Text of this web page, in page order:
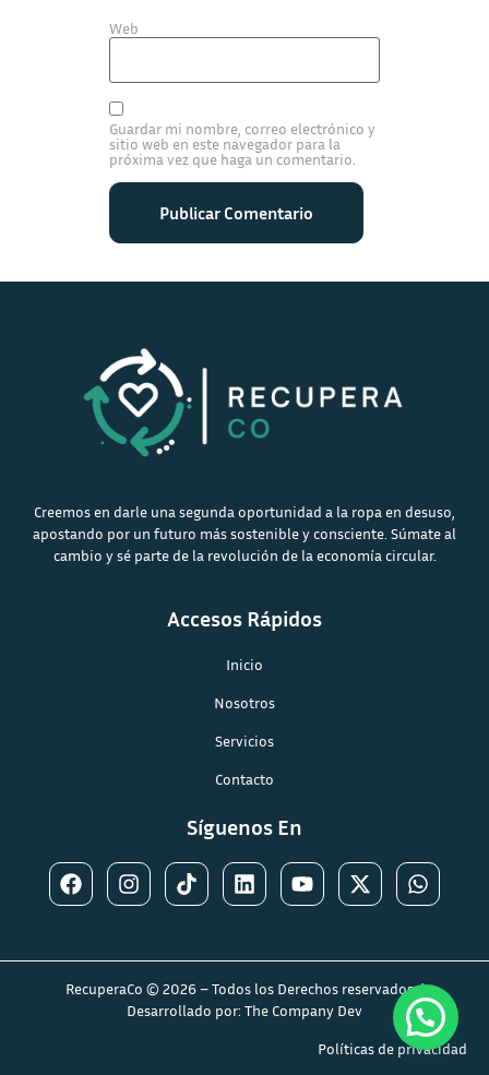
Web
Guardar mi nombre, correo electrónico y
sitio web en este navegador para la
próxima vez que haga un comentario.
Creemos en darle una segunda oportunidad a la ropa en desuso,
apostando por un futuro más sostenible y consciente. Súmate al
cambio y sé parte de la revolución de la economía circular.
Accesos Rápidos
Inicio
Nosotros
Servicios
Contacto
Síguenos En
RecuperaCo © 2026 – Todos los Derechos reservados. |
Desarrollado por: The Company Dev
Políticas de privacidad